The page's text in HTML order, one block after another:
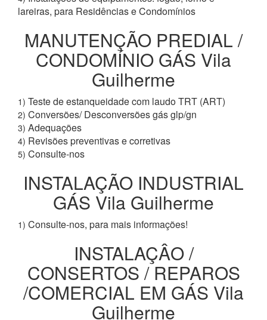
lareiras, para Residências e Condomínios
MANUTENÇÃO PREDIAL /
CONDOMÍNIO GÁS Vila
Guilherme
1) Teste de estanqueidade com laudo TRT (ART)
2) Conversões/ Desconversões gás glp/gn
3) Adequações
4) Revisões preventivas e corretivas
5) Consulte-nos
INSTALAÇÃO INDUSTRIAL
GÁS Vila Guilherme
1) Consulte-nos, para mais informações!
INSTALAÇÂO /
CONSERTOS / REPAROS
/COMERCIAL EM GÁS Vila
Guilherme